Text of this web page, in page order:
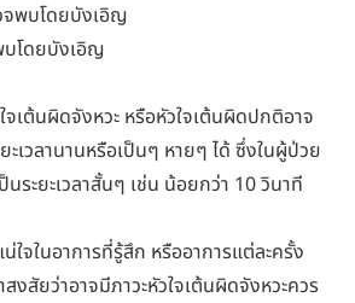
จพบโดยบังเอิญ
บโดยบังเอิญ
จเต้นผิดจังหวะ หรือหัวใจเต้นผิดปกติอาจ
ะเวลานานหรือเป็นๆ หายๆ ได้ ซึ่งในผู้ป่วย
นระยะเวลาสั้นๆ เช่น น้อยกว่า 10 วินาที
ใจในอาการที่รู้สึก หรืออาการแต่ละครั้ง
งสัยว่าอาจมีภาวะหัวใจเต้นผิดจังหวะควร